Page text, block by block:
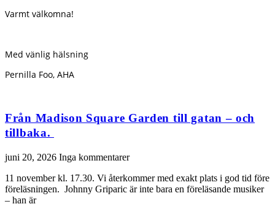
Varmt välkomna!
Med vänlig hälsning
Pernilla Foo, AHA
Från Madison Square Garden till gatan – och
tillbaka.
juni 20, 2026 Inga kommentarer
11 november kl. 17.30. Vi återkommer med exakt plats i god tid före
föreläsningen. Johnny Griparic är inte bara en föreläsande musiker
– han är